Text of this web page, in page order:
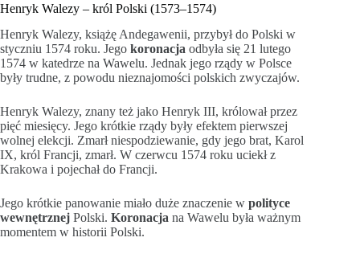
Henryk Walezy – król Polski (1573–1574)
Henryk Walezy, książę Andegawenii, przybył do Polski w
styczniu 1574 roku. Jego koronacja odbyła się 21 lutego
1574 w katedrze na Wawelu. Jednak jego rządy w Polsce
były trudne, z powodu nieznajomości polskich zwyczajów.
Henryk Walezy, znany też jako Henryk III, królował przez
pięć miesięcy. Jego krótkie rządy były efektem pierwszej
wolnej elekcji. Zmarł niespodziewanie, gdy jego brat, Karol
IX, król Francji, zmarł. W czerwcu 1574 roku uciekł z
Krakowa i pojechał do Francji.
Jego krótkie panowanie miało duże znaczenie w polityce
wewnętrznej Polski. Koronacja na Wawelu była ważnym
momentem w historii Polski.